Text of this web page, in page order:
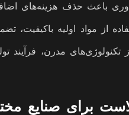
باعث حذف هزینه‌های
از مواد اولیه
از تکنولوژی‌های مدرن،
برای صنایع